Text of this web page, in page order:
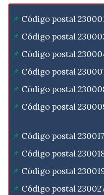
Código postal
Código postal
Código postal
Código postal
Código postal
Código postal
Código postal 230017
Código postal
Código postal
Código postal